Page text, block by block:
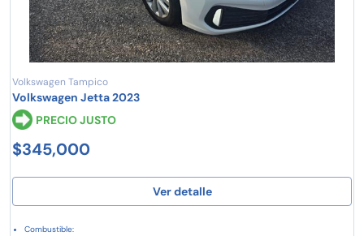
Volkswagen Tampico
Volkswagen Jetta 2023
PRECIO JUSTO
$345,000
Ver detalle
Combustible: